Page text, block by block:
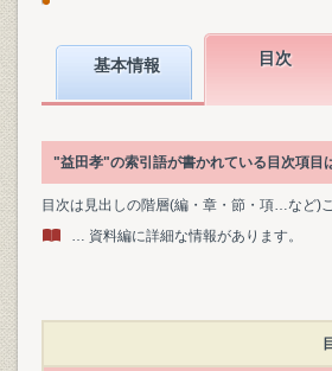
基本情報 目次
"益田孝"の索引語が書かれている目次項目
目次は見出しの階層(編・章・節・項…など)
… 資料編に詳細な情報があります。